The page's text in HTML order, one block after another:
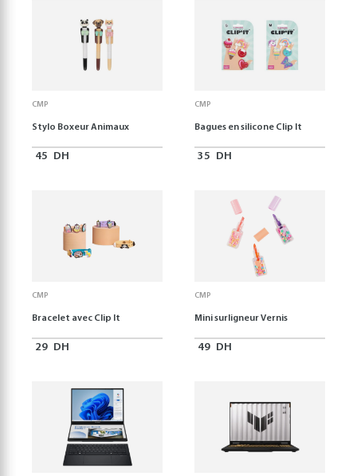
CMP
Stylo Boxeur Animaux
45 DH
CMP
Bagues en silicone Clip It
35 DH
CMP
Bracelet avec Clip It
29 DH
CMP
Mini surligneur Vernis
49 DH